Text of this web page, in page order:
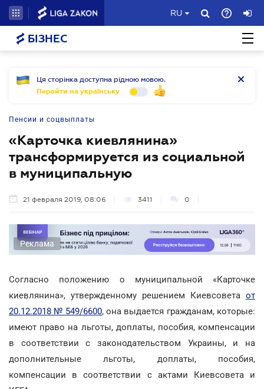
RU
БІЗНЕС
Ця сторінка доступна рідною мовою.
Перейти на українську
Пенсии и соцвыплаты
«Карточка киевлянина»
трансформируется из социальной
в муниципальную
21 февраля 2019, 08:06 3411 0
Реклама
Согласно положению о муниципальной «Карточке
киевлянина», утвержденному решением Киевсовета от
20.12.2018 № 549/6600, она выдается гражданам, которые:
имеют право на льготы, доплаты, пособия, компенсации
в соответствии с законодательством Украины, и на
дополнительные льготы, доплаты, пособия,
компенсации в соответствии с актами Киевсовета и